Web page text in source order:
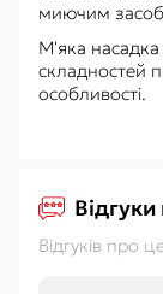
миючим
М'яка
складностей
особливості.
Відгуків про